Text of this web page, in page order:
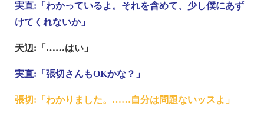
実直:「わかっているよ。それを含めて、少し僕にあず
けてくれないか」
天辺:「……はい」
実直:「張切さんもOKかな？」
張切:「わかりました。……自分は問題ないッスよ」